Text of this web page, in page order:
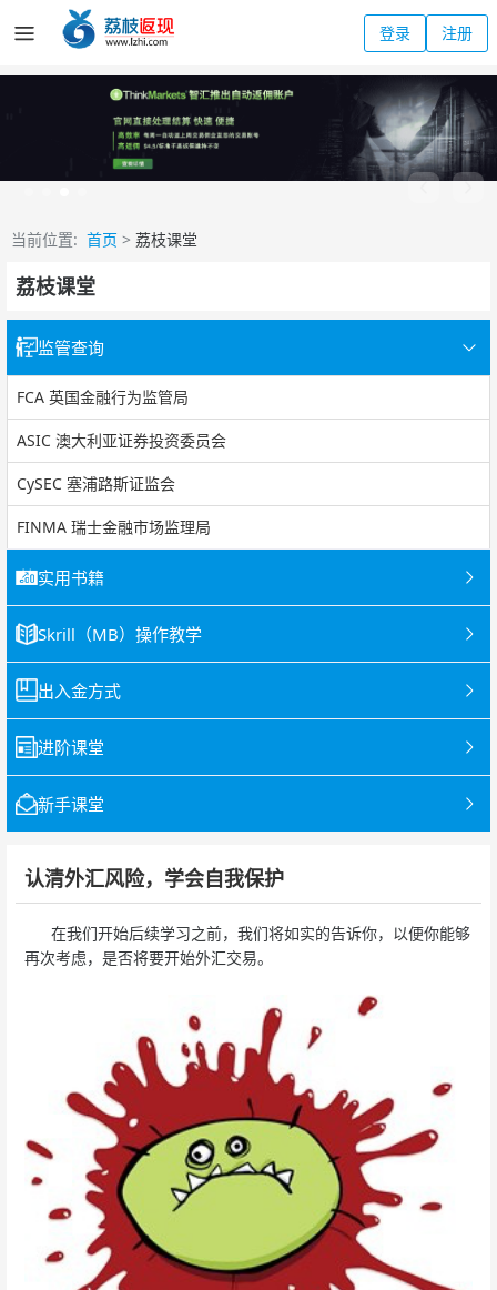
登录 注册
当前位置: 首页 > 荔枝课堂
荔枝课堂
监管查询
FCA 英国金融行为监管局
ASIC 澳大利亚证券投资委员会
CySEC 塞浦路斯证监会
FINMA 瑞士金融市场监理局
实用书籍
Skrill（MB）操作教学
出入金方式
进阶课堂
新手课堂
认清外汇风险，学会自我保护
在我们开始后续学习之前，我们将如实的告诉你，以便你能够
再次考虑，是否将要开始外汇交易。